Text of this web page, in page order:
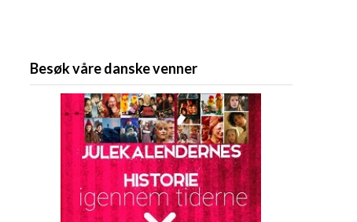
Besøk våre danske venner